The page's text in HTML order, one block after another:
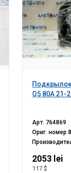
Q5 80A 21-
Арт. 764869
Ориг. номер
2053 lei
117 $